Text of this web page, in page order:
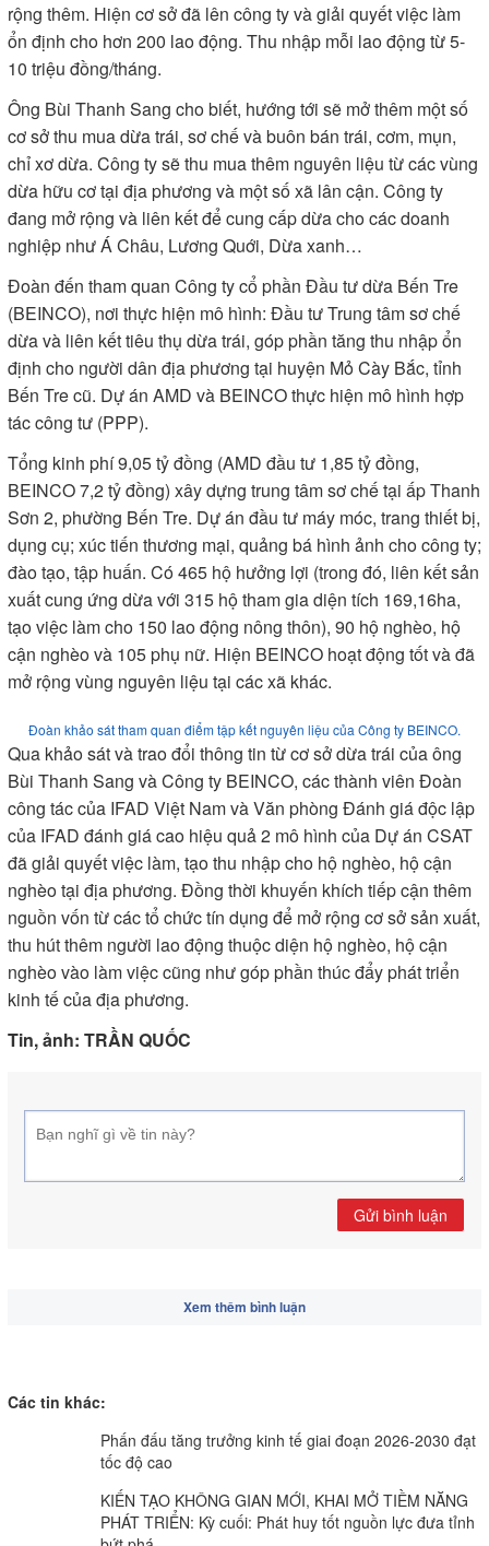
rộng thêm. Hiện cơ sở đã lên công ty và giải quyết việc làm
ổn định cho hơn 200 lao động. Thu nhập mỗi lao động từ 5-
10 triệu đồng/tháng.
Ông Bùi Thanh Sang cho biết, hướng tới sẽ mở thêm một số
cơ sở thu mua dừa trái, sơ chế và buôn bán trái, cơm, mụn,
chỉ xơ dừa. Công ty sẽ thu mua thêm nguyên liệu từ các vùng
dừa hữu cơ tại địa phương và một số xã lân cận. Công ty
đang mở rộng và liên kết để cung cấp dừa cho các doanh
nghiệp như Á Châu, Lương Quới, Dừa xanh…
Đoàn đến tham quan Công ty cổ phần Đầu tư dừa Bến Tre
(BEINCO), nơi thực hiện mô hình: Đầu tư Trung tâm sơ chế
dừa và liên kết tiêu thụ dừa trái, góp phần tăng thu nhập ổn
định cho người dân địa phương tại huyện Mỏ Cày Bắc, tỉnh
Bến Tre cũ. Dự án AMD và BEINCO thực hiện mô hình hợp
tác công tư (PPP).
Tổng kinh phí 9,05 tỷ đồng (AMD đầu tư 1,85 tỷ đồng,
BEINCO 7,2 tỷ đồng) xây dựng trung tâm sơ chế tại ấp Thanh
Sơn 2, phường Bến Tre. Dự án đầu tư máy móc, trang thiết bị,
dụng cụ; xúc tiến thương mại, quảng bá hình ảnh cho công ty;
đào tạo, tập huấn. Có 465 hộ hưởng lợi (trong đó, liên kết sản
xuất cung ứng dừa với 315 hộ tham gia diện tích 169,16ha,
tạo việc làm cho 150 lao động nông thôn), 90 hộ nghèo, hộ
cận nghèo và 105 phụ nữ. Hiện BEINCO hoạt động tốt và đã
mở rộng vùng nguyên liệu tại các xã khác.
Đoàn khảo sát tham quan điểm tập kết nguyên liệu của Công ty BEINCO.
Qua khảo sát và trao đổi thông tin từ cơ sở dừa trái của ông
Bùi Thanh Sang và Công ty BEINCO, các thành viên Đoàn
công tác của IFAD Việt Nam và Văn phòng Đánh giá độc lập
của IFAD đánh giá cao hiệu quả 2 mô hình của Dự án CSAT
đã giải quyết việc làm, tạo thu nhập cho hộ nghèo, hộ cận
nghèo tại địa phương. Đồng thời khuyến khích tiếp cận thêm
nguồn vốn từ các tổ chức tín dụng để mở rộng cơ sở sản xuất,
thu hút thêm người lao động thuộc diện hộ nghèo, hộ cận
nghèo vào làm việc cũng như góp phần thúc đẩy phát triển
kinh tế của địa phương.
Tin, ảnh: TRẦN QUỐC
Gửi bình luận
Xem thêm bình luận
Các tin khác:
Phấn đấu tăng trưởng kinh tế giai đoạn 2026-2030 đạt
tốc độ cao
KIẾN TẠO KHÔNG GIAN MỚI, KHAI MỞ TIỀM NĂNG
PHÁT TRIỂN: Kỳ cuối: Phát huy tốt nguồn lực đưa tỉnh